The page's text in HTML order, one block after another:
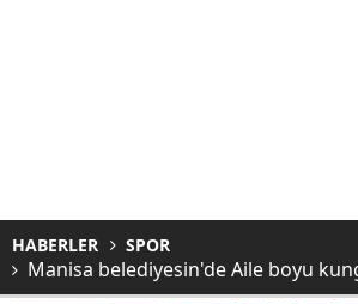
HABERLER SPOR
Manisa belediyesin'de Aile boyu